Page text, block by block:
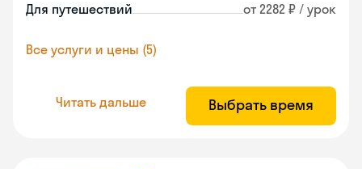
Для путешествий от 2282 ₽ / урок
Все услуги и цены (5)
Читать дальше Выбрать время